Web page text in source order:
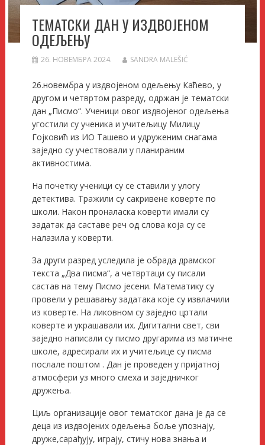
ТЕМАТСКИ ДАН У ИЗДВОЈЕНОМ
ОДЕЉЕЊУ
26. НОВЕМБРА 2024. SANDRA MALEŠIĆ
26.новембра у издвојеном одељењу Каћево, у
другом и четвртом разреду, одржан је тематски
дан „Писмо“. Ученици овог издвојеног одељења
угостили су ученика и учитељицу Милицу
Гојковић из ИО Ташево и удруженим снагама
заједно су учествовали у планираним
активностима.
На почетку ученици су се ставили у улогу
детектива. Тражили су сакривене коверте по
школи. Након проналаска коверти имали су
задатак да саставе реч од слова која су се
налазила у коверти.
За други разред уследила је обрада драмског
текста „Два писма“, а четвртаци су писали
састав на тему Писмо јесени. Математику су
провели у решавању задатака које су извлачили
из коверте. На ликовном су заједно цртали
коверте и украшавали их. Дигитални свет, сви
заједно написали су писмо другарима из матичне
школе, адресирали их и учитељице су писма
послале поштом . Дан је проведен у пријатној
атмосфери уз много смеха и заједничког
дружења.
Циљ организације овог тематског дана је да се
деца из издвојених одељења боље упознају,
друже,сарађују, играју, стичу нова знања и